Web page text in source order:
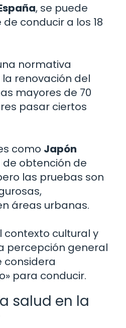
, se puede
conducir a los 18
normativa
renovación del
mayores de 70
pasar ciertos
como Japón
obtención de
las pruebas son
áreas urbanas.
contexto cultural y
percepción general
considera
para conducir.
salud en la